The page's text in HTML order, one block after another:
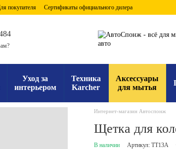
покупателя Сертификаты официального дилера
Уход за
интерьером
Техника
Karcher
Аксессуары
для мытья
Интернет-магазин Автоспонж
Щетка для
В наличии Артикул: TT13A